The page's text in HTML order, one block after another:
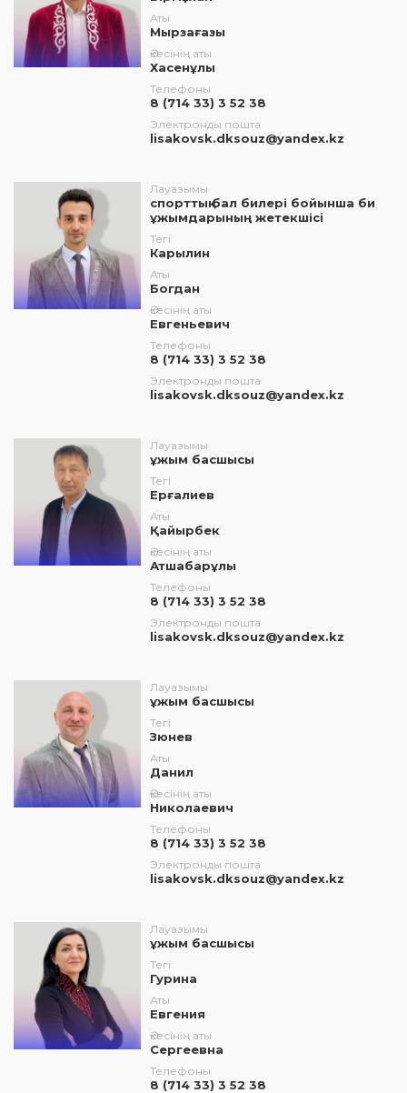
Аты
Мырзағазы
Әкесінің аты
Хасенұлы
Телефоны
8 (714 33) 3 52 38
Электронды пошта
lisakovsk.dksouz@yandex.kz
Лауазымы
спорттық бал билері бойынша би
ұжымдарының жетекшісі
Тегі
Карылин
Аты
Богдан
Әкесінің аты
Евгеньевич
Телефоны
8 (714 33) 3 52 38
Электронды пошта
lisakovsk.dksouz@yandex.kz
Лауазымы
ұжым басшысы
Тегі
Ерғалиев
Аты
Қайырбек
Әкесінің аты
Атшабарұлы
Телефоны
8 (714 33) 3 52 38
Электронды пошта
lisakovsk.dksouz@yandex.kz
Лауазымы
ұжым басшысы
Тегі
Зюнев
Аты
Данил
Әкесінің аты
Николаевич
Телефоны
8 (714 33) 3 52 38
Электронды пошта
lisakovsk.dksouz@yandex.kz
Лауазымы
ұжым басшысы
Тегі
Гурина
Аты
Евгения
Әкесінің аты
Сергеевна
Телефоны
8 (714 33) 3 52 38